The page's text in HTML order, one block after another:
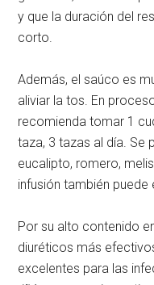
y que la duración del
corto.
Además, el saúco es
aliviar la tos. En
recomienda tomar 1
taza, 3 tazas al día. Se
eucalipto, romero,
infusión también puede
Por su alto contenido
diuréticos más
excelentes para las